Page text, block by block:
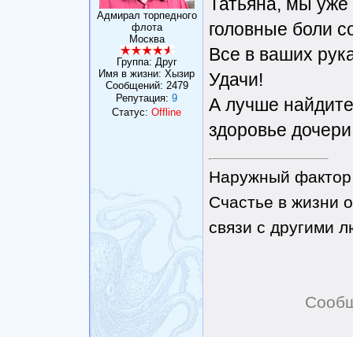
Адмирал торпедного
флота
Москва
Группа: Друг
Имя в жизни: Хызир
Сообщений: 2479
Репутация: 9
Статус: Offline
головные боли
Все в ваших
Удачи!
А лучше
здоровье
Наружный фактор
Счастье в жизни
связи с другими